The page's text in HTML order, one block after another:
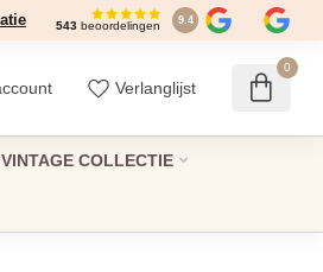
543 beoordelingen 9.4
Verlanglijst
0
VINTAGE COLLECTIE